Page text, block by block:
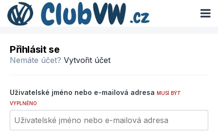
Přihlásit se
Nemáte účet? Vytvořit účet
Uživatelské jméno nebo e-mailová adresa MUSÍ BÝT
VYPLNĚNO